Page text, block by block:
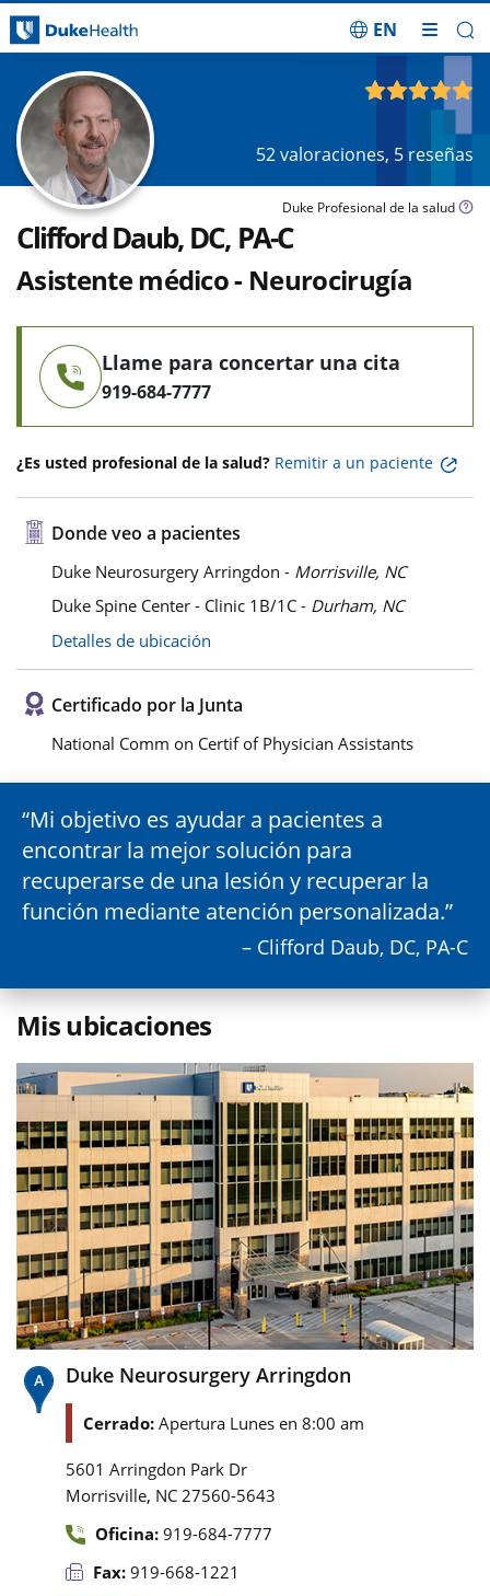
EN
52valoraciones, 5 reseñas
Duke Profesional de la salud
Clifford Daub, DC, PA-C
Asistente médico - Neurocirugía
Llame para concertar una cita
919-684-7777
¿Es usted profesional de la salud? Remitir a un paciente
Donde veo a pacientes
Duke Neurosurgery Arringdon - Morrisville, NC
Duke Spine Center - Clinic 1B/1C - Durham, NC
Detalles de ubicación
Certificado por la Junta
National Comm on Certif of Physician Assistants
Mi objetivo es ayudar a pacientes a
encontrar la mejor solución para
recuperarse de una lesión y recuperar la
función mediante atención personalizada.
– Clifford Daub, DC, PA-C
Mis ubicaciones
Duke Neurosurgery Arringdon
Cerrado: Apertura Lunes en 8:00 am
5601 Arringdon Park Dr
Morrisville, NC 27560-5643
Oficina: 919-684-7777
Fax: 919-668-1221